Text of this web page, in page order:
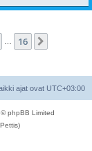
16
ajat ovat UTC+03:00
phpBB Limited